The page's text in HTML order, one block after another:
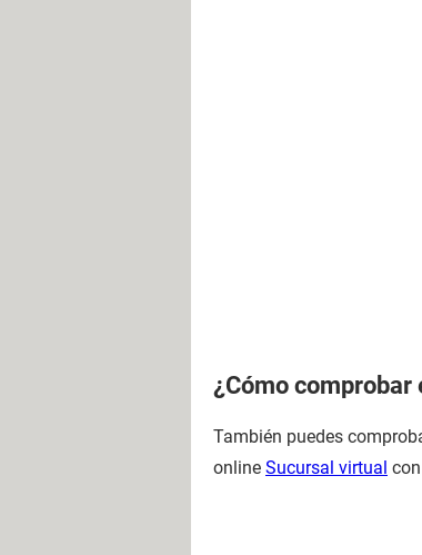
¿Cómo
También puedes
online Sucursal virtual